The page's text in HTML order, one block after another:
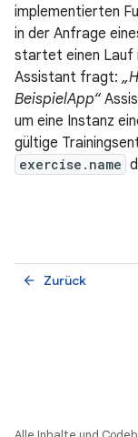
implementierten
in der Anfrage
startet einen Lauf
Assistant fragt:
BeispielApp“
um eine Instanz
gültige
exercise.name
Zurück
arrow_back